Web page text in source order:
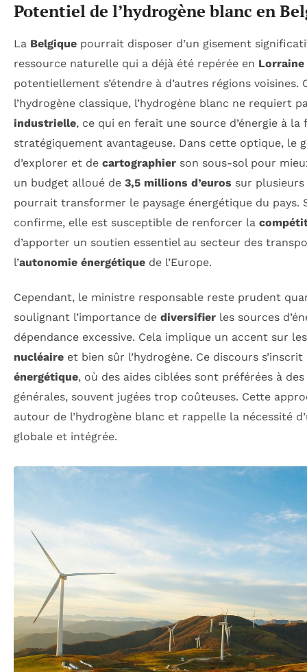
Potentiel de l’hydrogène blanc en
La Belgique pourrait disposer d’un gisement
ressource naturelle qui a déjà été repérée en Lorraine
potentiellement s’étendre à d’autres régions voisines.
l’hydrogène classique, l’hydrogène blanc ne requiert
industrielle, ce qui en ferait une source d’énergie à
stratégiquement avantageuse. Dans cette optique, le
d’explorer et de cartographier son sous-sol pour
un budget alloué de 3,5 millions d’euros sur
pourrait transformer le paysage énergétique du pays.
confirme, elle est susceptible de renforcer la
d’apporter un soutien essentiel au secteur des
l’autonomie énergétique de l’Europe.
Cependant, le ministre responsable reste prudent
soulignant l’importance de diversifier les sources
dépendance excessive. Cela implique un accent sur
nucléaire et bien sûr l’hydrogène. Ce discours
énergétique, où des aides ciblées sont préférées à
générales, souvent jugées trop coûteuses. Cette
autour de l’hydrogène blanc et rappelle la nécessité
globale et intégrée.